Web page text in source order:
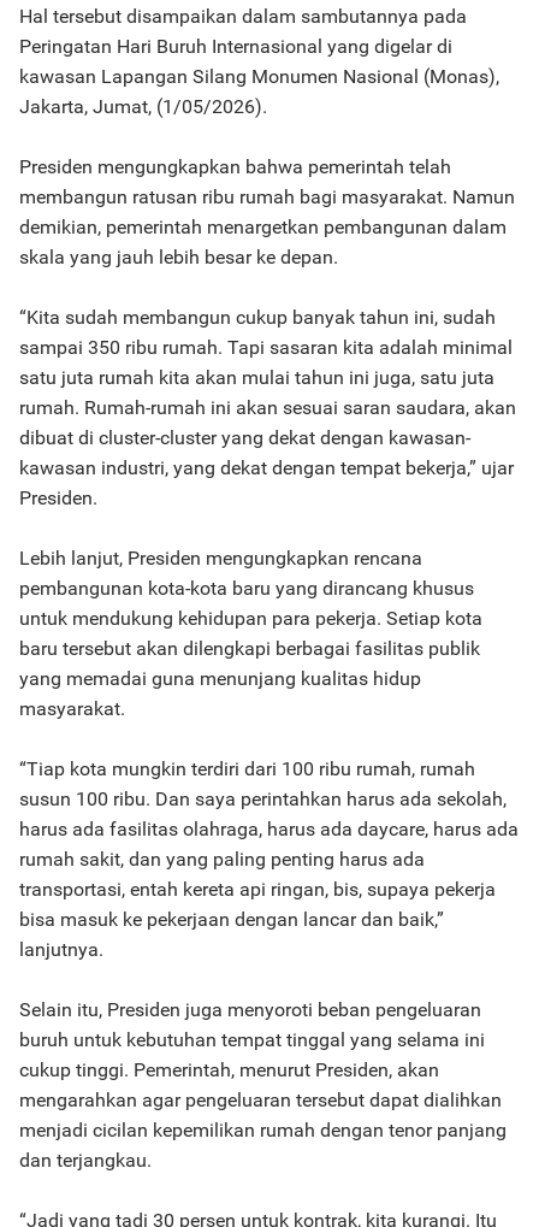
Hal tersebut disampaikan dalam sambutannya pada
Peringatan Hari Buruh Internasional yang digelar di
kawasan Lapangan Silang Monumen Nasional (Monas),
Jakarta, Jumat, (1/05/2026).
Presiden mengungkapkan bahwa pemerintah telah
membangun ratusan ribu rumah bagi masyarakat. Namun
demikian, pemerintah menargetkan pembangunan dalam
skala yang jauh lebih besar ke depan.
“Kita sudah membangun cukup banyak tahun ini, sudah
sampai 350 ribu rumah. Tapi sasaran kita adalah minimal
satu juta rumah kita akan mulai tahun ini juga, satu juta
rumah. Rumah-rumah ini akan sesuai saran saudara, akan
dibuat di cluster-cluster yang dekat dengan kawasan-
kawasan industri, yang dekat dengan tempat bekerja,” ujar
Presiden.
Lebih lanjut, Presiden mengungkapkan rencana
pembangunan kota-kota baru yang dirancang khusus
untuk mendukung kehidupan para pekerja. Setiap kota
baru tersebut akan dilengkapi berbagai fasilitas publik
yang memadai guna menunjang kualitas hidup
masyarakat.
“Tiap kota mungkin terdiri dari 100 ribu rumah, rumah
susun 100 ribu. Dan saya perintahkan harus ada sekolah,
harus ada fasilitas olahraga, harus ada daycare, harus ada
rumah sakit, dan yang paling penting harus ada
transportasi, entah kereta api ringan, bis, supaya pekerja
bisa masuk ke pekerjaan dengan lancar dan baik,”
lanjutnya.
Selain itu, Presiden juga menyoroti beban pengeluaran
buruh untuk kebutuhan tempat tinggal yang selama ini
cukup tinggi. Pemerintah, menurut Presiden, akan
mengarahkan agar pengeluaran tersebut dapat dialihkan
menjadi cicilan kepemilikan rumah dengan tenor panjang
dan terjangkau.
“Jadi yang tadi 30 persen untuk kontrak, kita kurangi. Itu